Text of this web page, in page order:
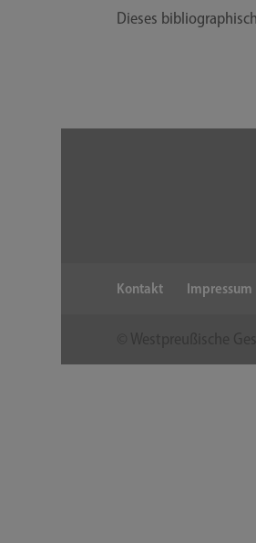
Die­ses
Kontakt Impressum